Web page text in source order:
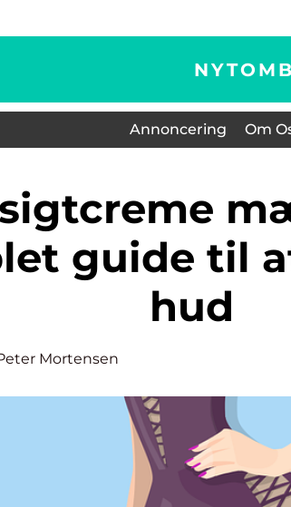
Annoncering Om
guide til
hud
Mortensen